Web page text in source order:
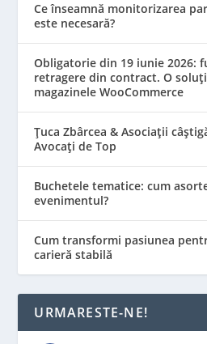
Ce înseamnă monitorizarea
este necesară?
Obligatorie din 19 iunie 2026:
retragere din contract. O
magazinele WooCommerce
Țuca Zbârcea & Asociații
Avocați de Top
Buchetele tematice: cum
evenimentul?
Cum transformi pasiunea
carieră stabilă
URMARESTE-NE!